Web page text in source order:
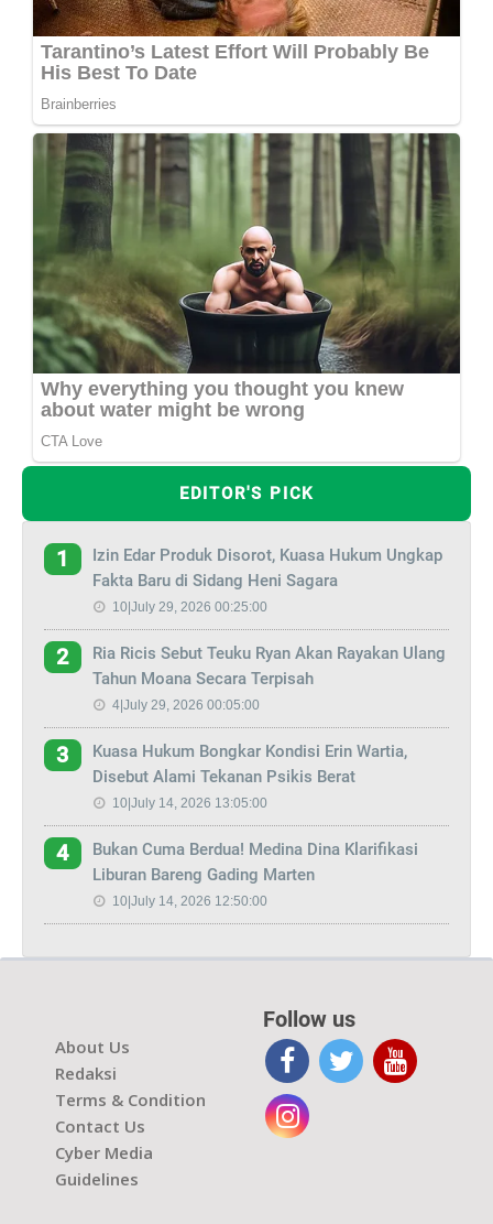
EDITOR'S PICK
1
Izin Edar Produk Disorot, Kuasa Hukum Ungkap
Fakta Baru di Sidang Heni Sagara
10|July 29, 2026 00:25:00
2
Ria Ricis Sebut Teuku Ryan Akan Rayakan Ulang
Tahun Moana Secara Terpisah
4|July 29, 2026 00:05:00
3
Kuasa Hukum Bongkar Kondisi Erin Wartia,
Disebut Alami Tekanan Psikis Berat
10|July 14, 2026 13:05:00
4
Bukan Cuma Berdua! Medina Dina Klarifikasi
Liburan Bareng Gading Marten
10|July 14, 2026 12:50:00
About Us
Redaksi
Terms & Condition
Contact Us
Cyber Media
Guidelines
Follow us